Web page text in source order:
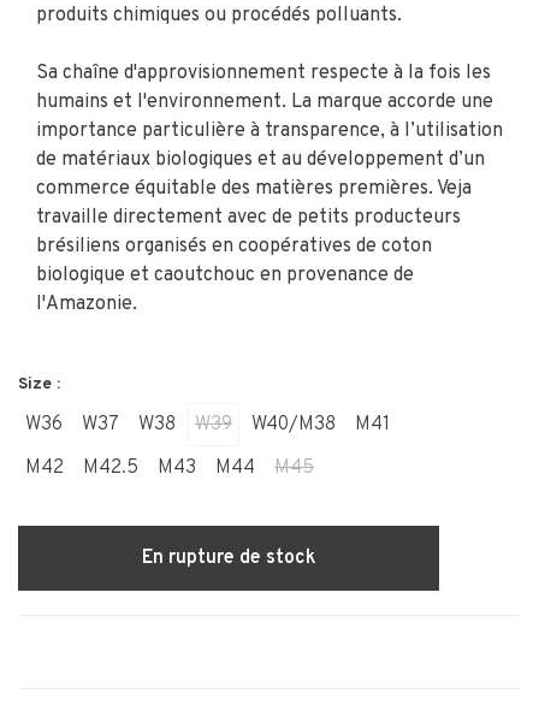
produits chimiques ou procédés polluants.
Sa chaîne d'approvisionnement respecte à la fois les
humains et l'environnement. La marque accorde une
importance particulière à transparence, à l’utilisation
de matériaux biologiques et au développement d’un
commerce équitable des matières premières. Veja
travaille directement avec de petits producteurs
brésiliens organisés en coopératives de coton
biologique et caoutchouc en provenance de
l'Amazonie.
Size :
W36 W37 W38 W39 W40/M38
M41
M42
M42.5 M43 M44 M45
En rupture de stock